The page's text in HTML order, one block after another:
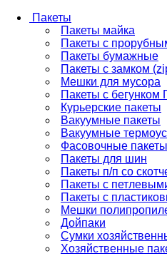
Пакеты
Пакеты майка
Пакеты с
Пакеты бумажные
Пакеты с замком
Мешки для мусора
Пакеты с бегунком
Курьерские пакеты
Вакуумные пакеты
Вакуумные
Фасовочные пакеты
Пакеты для шин
Пакеты п/п со
Пакеты с
Пакеты с
Мешки
Дойпаки
Сумки
Хозяйственные